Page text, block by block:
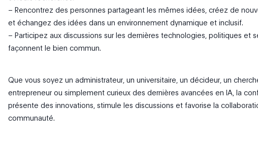
– Rencontrez des personnes partageant les mêmes idées, créez de
et échangez des idées dans un environnement dynamique et inclusif.
– Participez aux discussions sur les dernières technologies, politiques et
façonnent le bien commun.
Que vous soyez un administrateur, un universitaire, un décideur, un
entrepreneur ou simplement curieux des dernières avancées en IA, la
présente des innovations, stimule les discussions et favorise la
communauté.